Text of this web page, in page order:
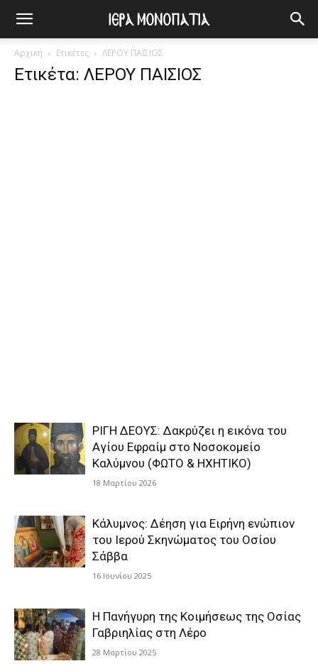
Αρχική Ετικέτες ΛΕΡΟΥ ΠΑΙΣΙΟΣ
Ετικέτα: ΛΕΡΟΥ ΠΑΙΣΙΟΣ
ΡΙΓΗ ΔΕΟΥΣ: Δακρύζει η εικόνα του
Αγίου Εφραίμ στο Νοσοκομείο
Καλύμνου (ΦΩΤΟ & ΗΧΗΤΙΚΟ)
18 Μαρτίου 2026
Κάλυμνος: Δέηση για Ειρήνη ενώπιον
του Ιερού Σκηνώματος του Οσίου
Σάββα
16 Ιουνίου 2025
Η Πανήγυρη της Κοιμήσεως της Οσίας
Γαβριηλίας στη Λέρο
28 Μαρτίου 2025